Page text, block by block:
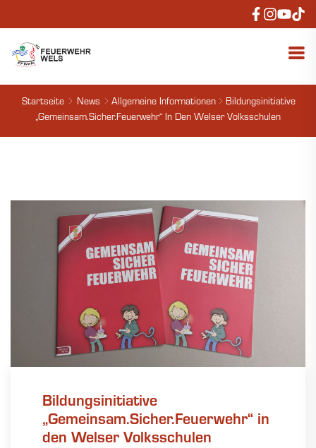
Startseite News Allgemeine Informationen
Bildungsinitiative
„Gemeinsam.Sicher.Feuerwehr“ In Den Welser Volksschulen
Bildungsinitiative
„Gemeinsam.Sicher.Feuerwehr“ in
den Welser Volksschulen